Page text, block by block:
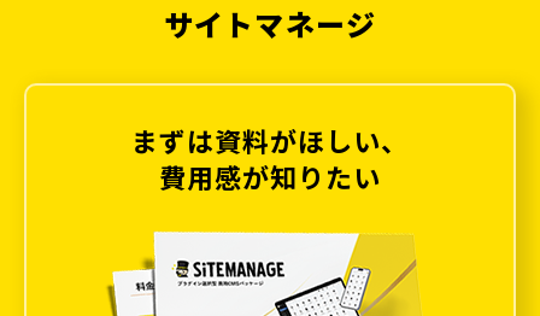
サイトマネージ
まずは資料がほしい、
費用感が知りたい